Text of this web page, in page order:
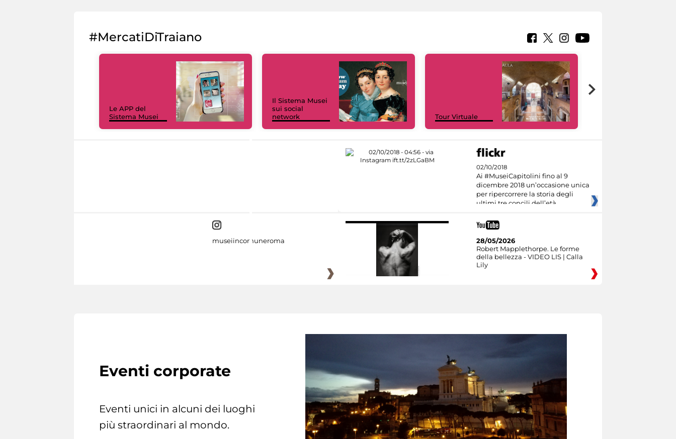
#MercatiDiTraiano
Le APP del
Sistema Musei
Il Sistema Musei
sui social
network
Tour Virtuale
02/10/2018
Ai #MuseiCapitolini fino al 9
dicembre 2018 un’occasione unica
per ripercorrere la storia degli
ultimi tre concili dell’età
museiincomuneroma
28/05/2026
Robert Mapplethorpe. Le forme
della bellezza - VIDEO LIS | Calla
Lily
Eventi corporate
Eventi unici in alcuni dei luoghi
più straordinari al mondo.